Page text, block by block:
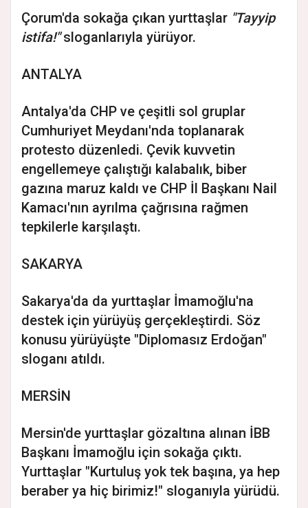
Çorum'da sokağa çıkan yurttaşlar "Tayyip
istifa!"sloganlarıyla yürüyor.
ANTALYA
Antalya'da CHP ve çeşitli sol gruplar
Cumhuriyet Meydanı'nda toplanarak
protesto düzenledi. Çevik kuvvetin
engellemeye çalıştığı kalabalık, biber
gazına maruz kaldı ve CHP İl Başkanı Nail
Kamacı'nın ayrılma çağrısına rağmen
tepkilerle karşılaştı.
SAKARYA
Sakarya'da da yurttaşlar İmamoğlu'na
destek için yürüyüş gerçekleştirdi. Söz
konusu yürüyüşte "Diplomasız Erdoğan"
sloganı atıldı.
MERSİN
Mersin'de yurttaşlar gözaltına alınan İBB
Başkanı İmamoğlu için sokağa çıktı.
Yurttaşlar "Kurtuluş yok tek başına, ya hep
beraber ya hiç birimiz!" sloganıyla yürüdü.